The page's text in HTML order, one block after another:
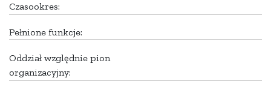
Czasookres:
Pełnione funkcje:
Oddział względnie pion
organizacyjny: